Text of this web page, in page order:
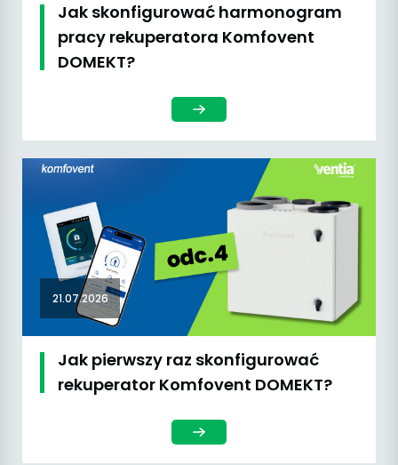
Jak skonfigurować harmonogram
pracy rekuperatora Komfovent
DOMEKT?
21.07.2026
Jak pierwszy raz skonfigurować
rekuperator Komfovent DOMEKT?